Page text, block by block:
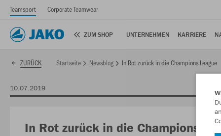
Teamsport Corporate Teamwear
ZUM SHOP UNTERNEHMEN KARRIERE
ZURÜCK Startseite Newsblog In Rot zurück in die Champions League
10.07.2019
In Rot zurück in die Champions